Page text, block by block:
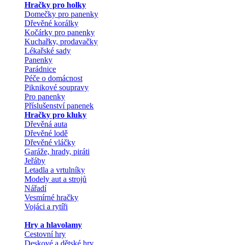
Hračky pro holky
Domečky pro panenky
Dřevěné korálky
Kočárky pro panenky
Kuchařky, prodavačky
Lékařské sady
Panenky
Parádnice
Péče o domácnost
Piknikové soupravy
Pro panenky
Příslušenství panenek
Hračky pro kluky
Dřevěná auta
Dřevěné lodě
Dřevěné vláčky
Garáže, hrady, piráti
Jeřáby
Letadla a vrtulníky
Modely aut a strojů
Nářadí
Vesmírné hračky
Vojáci a rytíři
Hry a hlavolamy
Cestovní hry